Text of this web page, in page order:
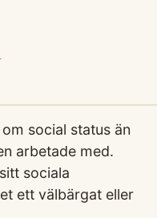
social status än
arbetade med.
sociala
ett välbärgat eller